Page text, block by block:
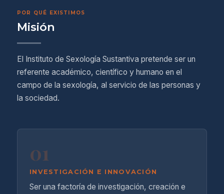
POR QUÉ EXISTIMOS
Misión
El Instituto de Sexología Sustantiva pretende ser un
referente académico, científico y humano en el
campo de la sexología, al servicio de las personas y
la sociedad.
01
INVESTIGACIÓN E INNOVACIÓN
Ser una factoría de investigación, creación e